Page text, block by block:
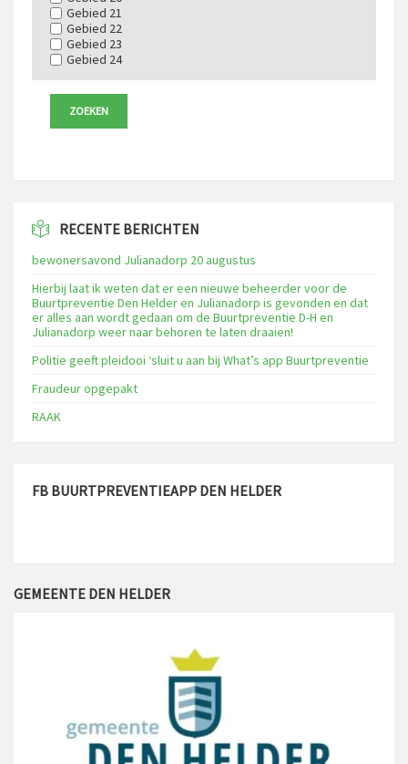
Gebied 21
Gebied 22
Gebied 23
Gebied 24
RECENTE BERICHTEN
bewonersavond Julianadorp 20 augustus
Hierbij laat ik weten dat er een nieuwe beheerder voor de
Buurtpreventie Den Helder en Julianadorp is gevonden en dat
er alles aan wordt gedaan om de Buurtpreventie D-H en
Julianadorp weer naar behoren te laten draaien!
Politie geeft pleidooi ‘sluit u aan bij What’s app Buurtpreventie
Fraudeur opgepakt
RAAK
FB BUURTPREVENTIEAPP DEN HELDER
GEMEENTE DEN HELDER